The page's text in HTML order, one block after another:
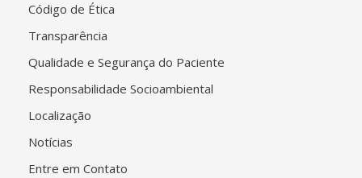
Código de Ética
Transparência
Qualidade e Segurança do Paciente
Responsabilidade Socioambiental
Localização
Notícias
Entre em Contato